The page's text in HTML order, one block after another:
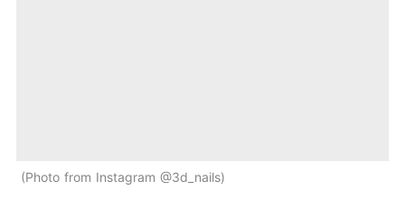
Photo from Instagram @3d_nails